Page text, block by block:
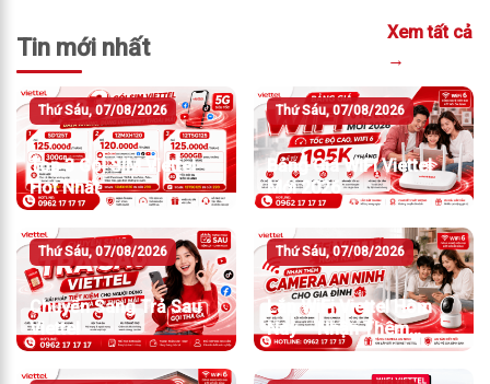
Tin mới nhất
Xem tất cả
→
Thứ Sáu, 07/08/2026
Top 3 Gói SIM Viettel
Hot Nhất
Thứ Sáu, 07/08/2026
Bảng Giá WiFi Viettel
Mới 2026
Thứ Sáu, 07/08/2026
Chuyển Sang Trả Sau
Viettel
Thứ Sáu, 07/08/2026
Lắp WiFi Viettel Hôm
Nay – Nhận Thêm
Camera An Ninh